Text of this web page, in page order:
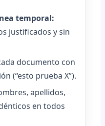
temporal:
justificados y sin
documento con
(“esto prueba X”).
apellidos,
en todos